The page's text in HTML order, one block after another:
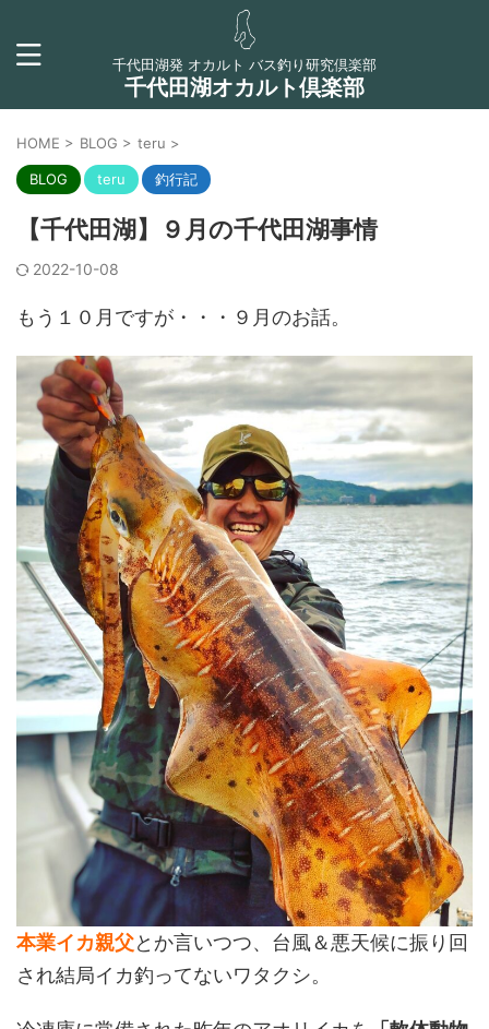
千代田湖発 オカルト バス釣り研究倶楽部
千代田湖オカルト倶楽部
HOME > BLOG > teru >
BLOG teru 釣行記
【千代田湖】９月の千代田湖事情
2022-10-08
もう１０月ですが・・・９月のお話。
本業イカ親父とか言いつつ、台風＆悪天候に振り回
され結局イカ釣ってないワタクシ。